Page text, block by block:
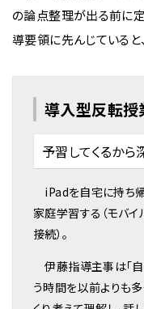
の論点整理が出る前に
導要領に先んじていると
導入型反転授
予習してくるか
iPadを自宅に持ち帰
家庭学習する（モバ
接続）。
伊藤指導主事は「自
う時間を以前よりも多